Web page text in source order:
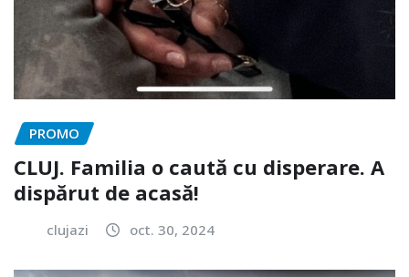
PROMO
CLUJ. Familia o caută cu disperare. A
dispărut de acasă!
clujazi oct. 30, 2024